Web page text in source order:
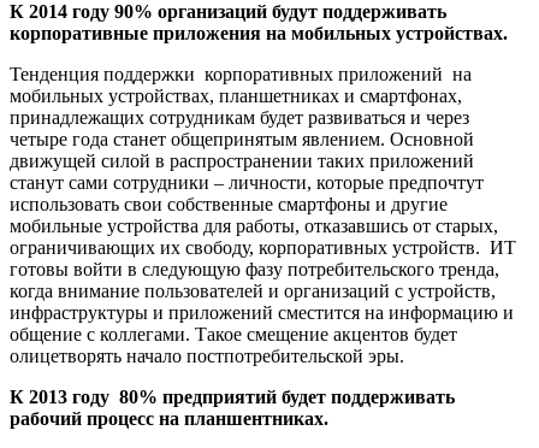
К 2014 году 90% организаций будут поддерживать
корпоративные приложения на мобильных устройствах.
Тенденция поддержки корпоративных приложений на
мобильных устройствах, планшетниках и смартфонах,
принадлежащих сотрудникам будет развиваться и через
четыре года станет общепринятым явлением. Основной
движущей силой в распространении таких приложений
станут сами сотрудники – личности, которые предпочтут
использовать свои собственные смартфоны и другие
мобильные устройства для работы, отказавшись от старых,
ограничивающих их свободу, корпоративных устройств. ИТ
готовы войти в следующую фазу потребительского тренда,
когда внимание пользователей и организаций с устройств,
инфраструктуры и приложений сместится на информацию и
общение с коллегами. Такое смещение акцентов будет
олицетворять начало постпотребительской эры.
К 2013 году 80% предприятий будет поддерживать
рабочий процесс на планшентниках.